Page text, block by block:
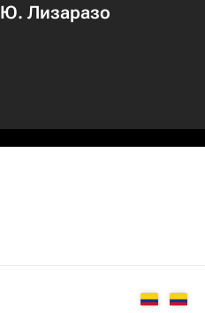
Ю. Лизаразо